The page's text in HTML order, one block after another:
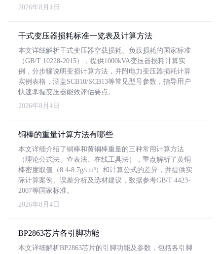
2026年8月4日
干式变压器损耗标准一览表及计算方法
本文详细解析干式变压器空载损耗、负载损耗的国家标准
（GB/T 10228-2015），提供1000kVA变压器损耗计算实
例，分步骤说明变损计算方法，并附电力变压器损耗计算
实例表格，涵盖SCB10/SCB13等常见型号参数，指导用户
快速掌握变压器能效评估要点。
2026年8月4日
铜棒的重量计算方法有哪些
本文详细介绍了铜棒和黄铜棒重量的三种常用计算方法
（理论公式法、查表法、在线工具法），重点解析了黄铜
棒密度取值（8.4-8.7g/cm³）和计算公式的差异，并提供实
际计算案例、误差分析及选材建议，数据参考GB/T 4423-
2007等国家标准。
2026年8月4日
BP2863芯片各引脚功能
本文详细解析BP2863芯片的引脚功能及参数，包括各引脚